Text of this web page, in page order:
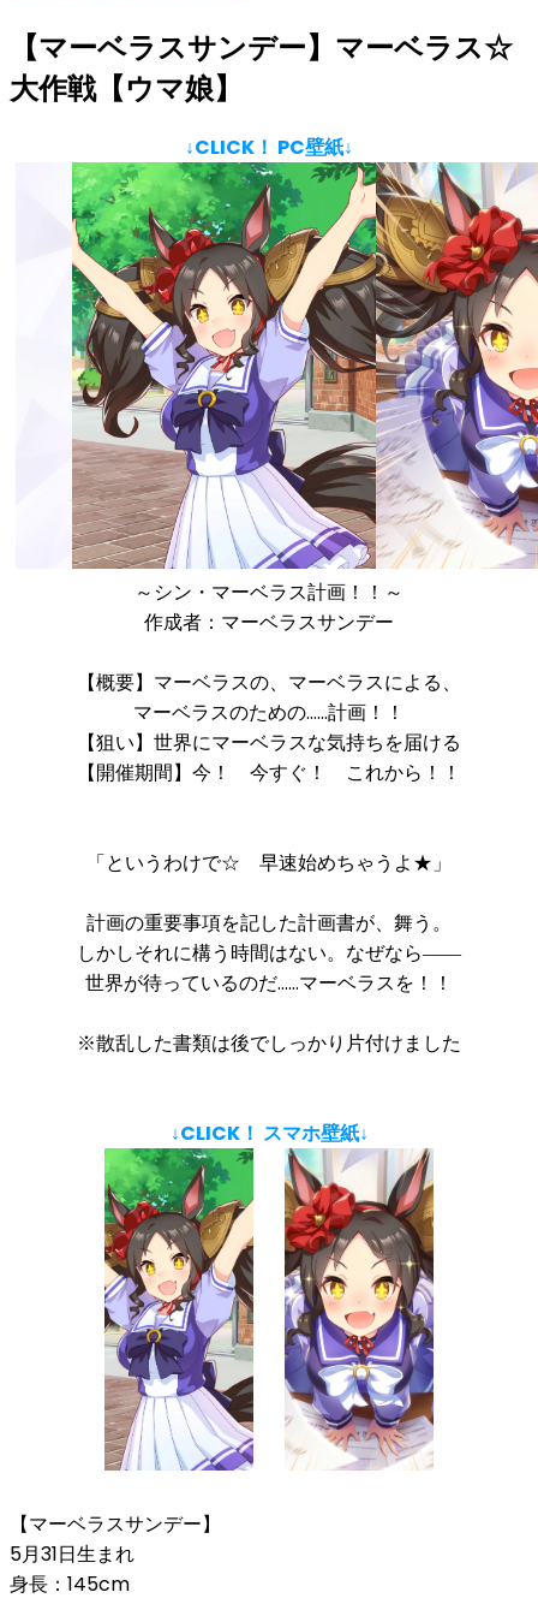
【マーベラスサンデー】マーベラス☆
大作戦【ウマ娘】
↓CLICK！ PC壁紙↓
～シン・マーベラス計画！！～
作成者：マーベラスサンデー
【概要】マーベラスの、マーベラスによる、
マーベラスのための……計画！！
【狙い】世界にマーベラスな気持ちを届ける
【開催期間】今！ 今すぐ！ これから！！
「というわけで☆ 早速始めちゃうよ★」
計画の重要事項を記した計画書が、舞う。
しかしそれに構う時間はない。なぜなら――
世界が待っているのだ……マーベラスを！！
※散乱した書類は後でしっかり片付けました
↓CLICK！ スマホ壁紙↓
【マーベラスサンデー】
5月31日生まれ
身長：145cm